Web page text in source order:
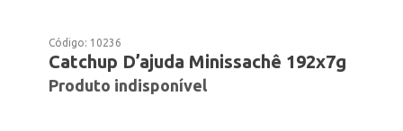
Código: 10236
Catchup D’ajuda Minissachê 192x7g
Produto indisponível